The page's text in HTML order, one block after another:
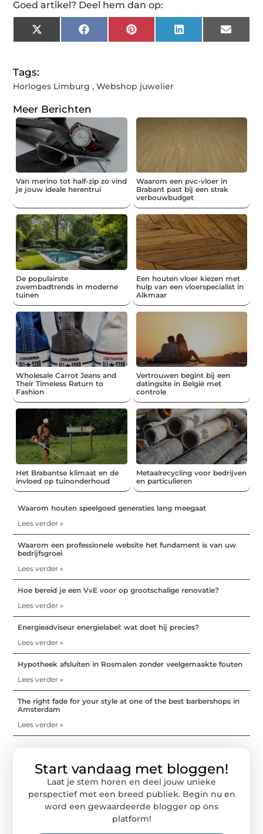
Goed artikel? Deel hem dan op:
X
(Twitter)
FacebookPinterestLinkedInEmail
Tags:
Horloges Limburg ,Webshop juwelier
Meer Berichten
Van merino tot half-zip zo vind
je jouw ideale herentrui
Waarom een pvc-vloer in
Brabant past bij een strak
verbouwbudget
De populairste
zwembadtrends in moderne
tuinen
Een houten vloer kiezen met
hulp van een vloerspecialist in
Alkmaar
Wholesale Carrot Jeans and
Their Timeless Return to
Fashion
Vertrouwen begint bij een
datingsite in België met
controle
Het Brabantse klimaat en de
invloed op tuinonderhoud
Metaalrecycling voor bedrijven
en particulieren
Waarom houten speelgoed generaties lang meegaat
Lees verder »
Waarom een professionele website het fundament is van uw
bedrijfsgroei
Lees verder »
Hoe bereid je een VvE voor op grootschalige renovatie?
Lees verder »
Energieadviseur energielabel: wat doet hij precies?
Lees verder »
Hypotheek afsluiten in Rosmalen zonder veelgemaakte fouten
Lees verder »
The right fade for your style at one of the best barbershops in
Amsterdam
Lees verder »
Start vandaag met bloggen!
Laat je stem horen en deel jouw unieke
perspectief met een breed publiek. Begin nu en
word een gewaardeerde blogger op ons
platform!